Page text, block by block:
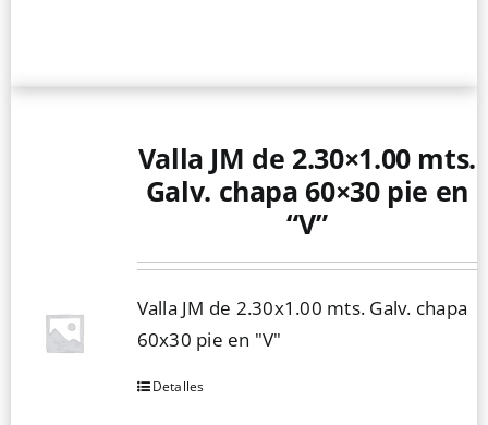
Valla JM de 2.30×1.00 mts.
Galv. chapa 60×30 pie en
“V”
Valla JM de 2.30x1.00 mts. Galv. chapa
60x30 pie en "V"
Detalles